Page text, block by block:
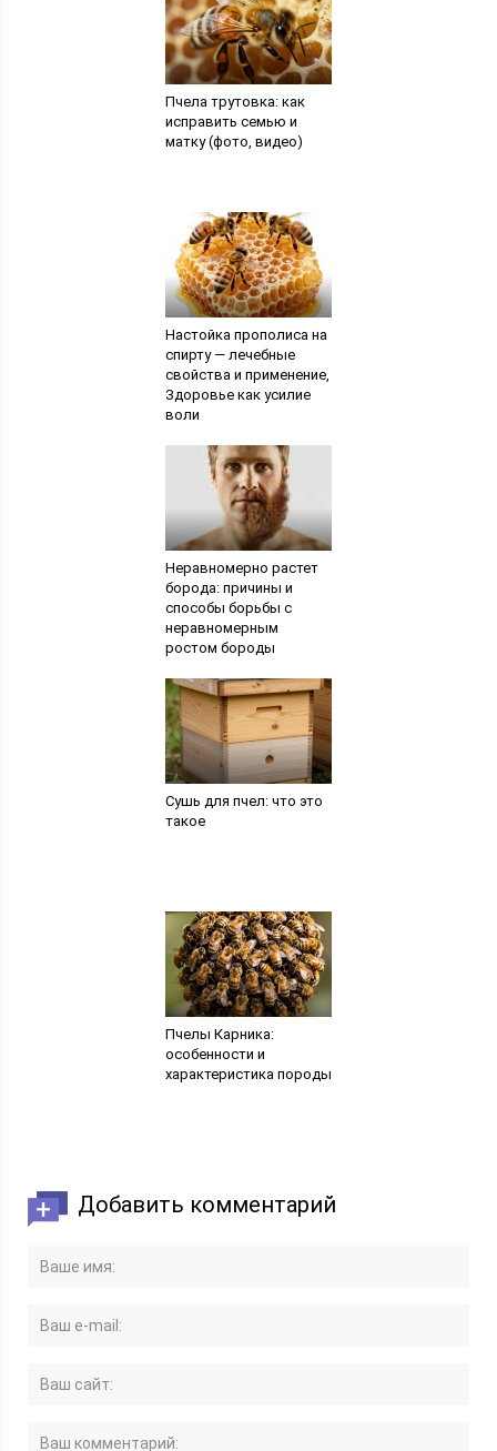
Пчела трутовка: как
исправить семью и
матку (фото, видео)
Настойка прополиса на
спирту — лечебные
свойства и применение,
Здоровье как усилие
воли
Неравномерно растет
борода: причины и
способы борьбы с
неравномерным
ростом бороды
Сушь для пчел: что это
такое
Пчелы Карника:
особенности и
характеристика породы
Добавить комментарий